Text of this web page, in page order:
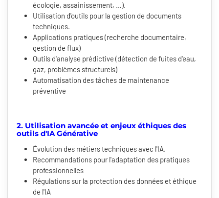
écologie, assainissement, …).
Utilisation d'outils pour la gestion de documents
techniques.
Applications pratiques (recherche documentaire,
gestion de flux)
Outils d'analyse prédictive (détection de fuites d'eau,
gaz, problèmes structurels)
Automatisation des tâches de maintenance
préventive
2. Utilisation avancée et enjeux éthiques des
outils d'IA Générative
Évolution des métiers techniques avec l'IA.
Recommandations pour l'adaptation des pratiques
professionnelles
Régulations sur la protection des données et éthique
de l'IA